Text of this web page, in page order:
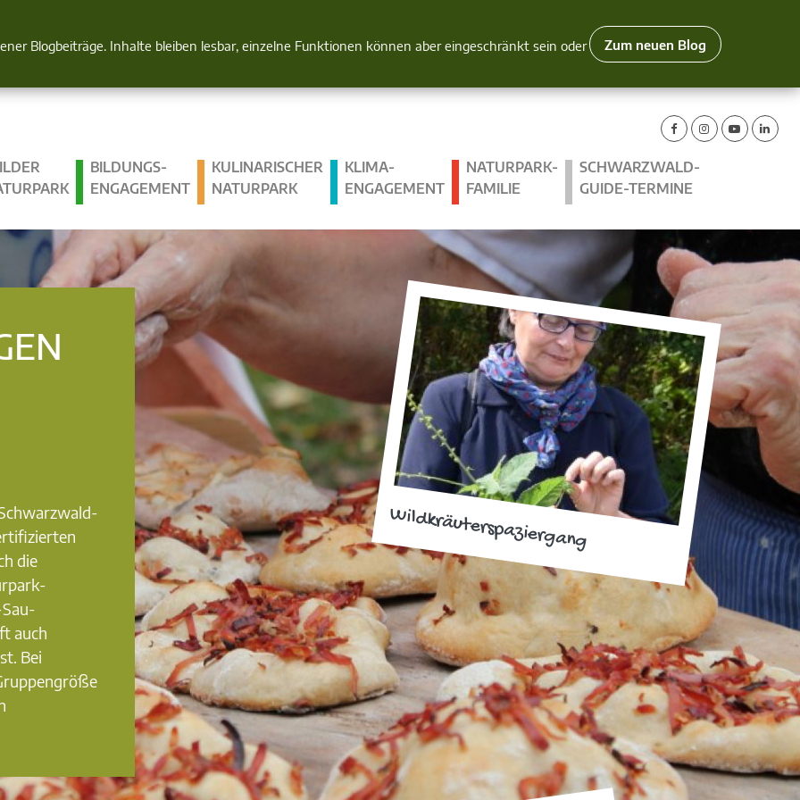
Blogbeiträge. Inhalte bleiben lesbar, einzelne Funktionen können aber eingeschränkt sein oder Zum neuen Blog
Natur im Blick
BILDUNGS­
ENGAGEMENT
KULINARISCHER
NATURPARK
KLIMA­
ENGAGEMENT
NATURPARK-
FAMILIE
SCHWARZWALD-
GUIDE-TERMINE
Wildkräuterspaziergang
die
auch
Bei